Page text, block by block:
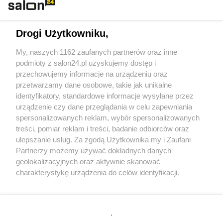
Sport
Społeczeństwo
Kultura
X Facebook Instagram Youtube
Drogi Użytkowniku,
My, naszych 1162 zaufanych partnerów oraz inne
podmioty z salon24.pl uzyskujemy dostęp i
przechowujemy informacje na urządzeniu oraz
przetwarzamy dane osobowe, takie jak unikalne
identyfikatory, standardowe informacje wysyłane przez
urządzenie czy dane przeglądania w celu zapewniania
spersonalizowanych reklam, wybór spersonalizowanych
treści, pomiar reklam i treści, badanie odbiorców oraz
ulepszanie usług. Za zgodą Użytkownika my i Zaufani
Partnerzy możemy używać dokładnych danych
geolokalizacyjnych oraz aktywnie skanować
charakterystykę urządzenia do celów identyfikacji.